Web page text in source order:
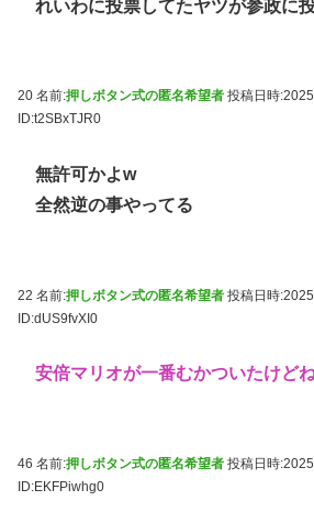
れいわに投票してたヤツが参政に
20 名前:押しボタン式の匿名希望者 投稿日時
ID:t2SBxTJR0
無許可かよw
全然逆の事やってる
22 名前:押しボタン式の匿名希望者 投稿日時
ID:dUS9fvXI0
安倍マリオが一番むかついたけど
46 名前:押しボタン式の匿名希望者 投稿日時
ID:EKFPiwhg0